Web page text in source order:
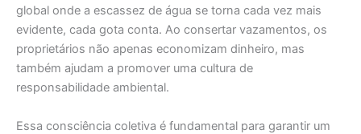
global onde a escassez de água se torna cada vez mais
evidente, cada gota conta. Ao consertar vazamentos, os
proprietários não apenas economizam dinheiro, mas
também ajudam a promover uma cultura de
responsabilidade ambiental.
Essa consciência coletiva é fundamental para garantir um